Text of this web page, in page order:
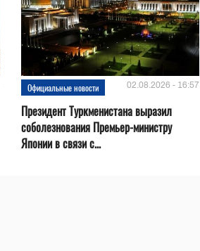
Официальные новости 02.08.2026 - 16:57
Президент Туркменистана выразил
соболезнования Премьер-министру
Японии в связи с...